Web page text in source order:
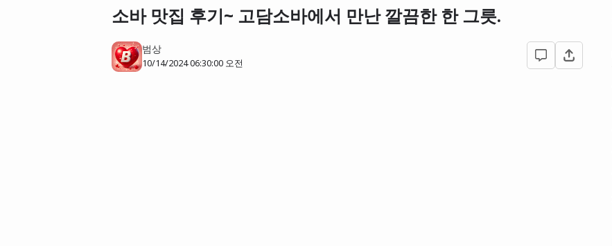
소바 맛집 후기~ 고담소바에서 만난 깔끔한 한 그릇.
범상
10/14/2024 06:30:00 오전